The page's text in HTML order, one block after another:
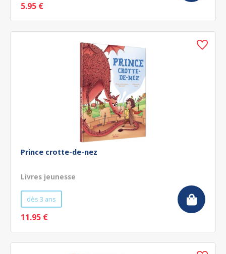
5.95 €
Prince crotte-de-nez
Livres jeunesse
dès 3 ans
11.95 €